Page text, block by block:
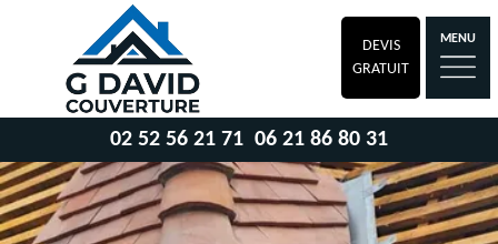
DEVIS
GRATUIT
MENU
02 52 56 21 71 06 21 86 80 31